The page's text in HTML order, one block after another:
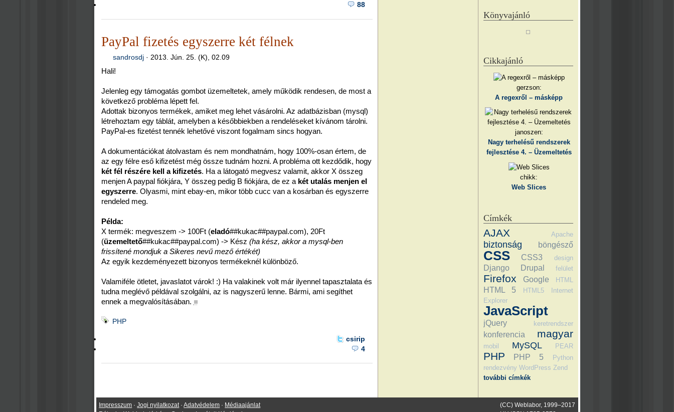
88
PayPal fizetés egyszerre két félnek
sandrosdj ·2013. Jún. 25. (K), 02.09
Hali!
Jelenleg egy támogatás gombot üzemeltetek, amely működik rendesen, de most a
következő probléma lépett fel.
Adottak bizonyos termékek, amiket meg lehet vásárolni. Az adatbázisban (mysql)
létrehoztam egy táblát, amelyben a későbbiekben a rendeléseket kívánom tárolni.
PayPal-es fizetést tennék lehetővé viszont fogalmam sincs hogyan.
A dokumentációkat átolvastam és nem mondhatnám, hogy 100%-osan értem, de
az egy félre eső kifizetést még össze tudnám hozni. A probléma ott kezdődik, hogy
két fél részére kell a kifizetés. Ha a látogató megvesz valamit, akkor X összeg
menjen A paypal fiókjára, Y összeg pedig B fiókjára, de ez akét utalás menjen el
egyszerre. Olyasmi, mint ebay-en, mikor több cucc van a kosárban és egyszerre
rendeled meg.
Példa:
X termék: megveszem -> 100Ft (eladó##kukac##paypal.com), 20Ft
(üzemeltető##kukac##paypal.com) -> Kész (ha kész, akkor a mysql-ben
frissítené mondjuk a Sikeres nevű mező értékét)
Az egyik kezdeményezett bizonyos termékeknél különböző.
Valamiféle ötletet, javaslatot várok! :) Ha valakinek volt már ilyennel tapasztalata és
tudna meglévő példával szolgálni, az is nagyszerű lenne. Bármi, ami segíthet
ennek a megvalósításában. ■
PHP
csirip
4
Könyvajánló
Cikkajánló
gerzson:
A regexről – másképp
janoszen:
Nagy terhelésű rendszerek
fejlesztése 4. – Üzemeltetés
chikk:
Web Slices
Címkék
AJAX Apache
biztonság böngésző
CSS CSS3 design
Django Drupal felület
Firefox Google HTML
HTML 5 HTML5
Internet
Explorer
JavaScript
jQuery keretrendszer
konferencia magyar
mobil MySQL PEAR
PHP PHP 5
Python
rendezvény WordPress Zend
további címkék
(CC) Weblabor, 1999–2017
Impresszum ·Jogi nyilatkozat ·Adatvédelem · Médiaajánlat